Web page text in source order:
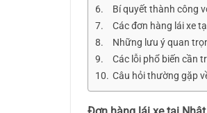
Bí quyết thành công
Các đơn hàng lái xe
Những lưu ý quan
Các lỗi phổ biến cần
Câu hỏi thường gặp